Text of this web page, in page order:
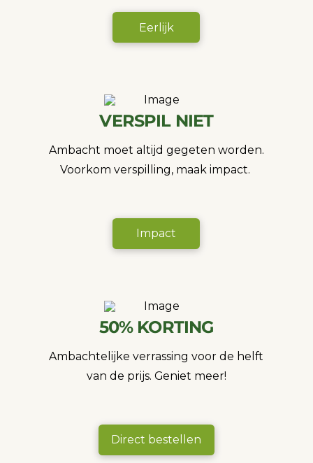
Eerlijk
VERSPIL NIET
Ambacht moet altijd gegeten worden.
Voorkom verspilling, maak impact.
Impact
50% KORTING
Ambachtelijke verrassing voor de helft
van de prijs. Geniet meer!
Direct bestellen